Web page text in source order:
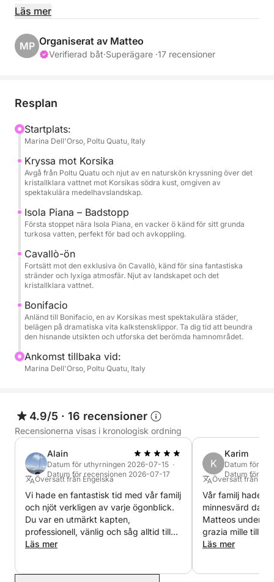
Under denna exklusiva kryssning korsar du
de mest fantastiska platserna mellan Sardinien och
Korsika. Resan börjar med ett stopp nära Isola Piana,
för sina orörda stränder och lyxiga atmosfär. Här
kan du njuta av kustlinjens skönhet och havets
otroliga färger.
En av dagens höjdpunkter är besöket i Bonifacio, en
kalkstensklippor. Dess imponerande hamn och
historiska landskap gör den till en av de mest
Under hela upplevelsen kan du koppla av ombord
medan du njuter av läsk, snacks och en flaska vin,
och utforska det kristallklara vattnet med Seabob för
en rolig och unik havsupplevelse.
Denna kryssning är perfekt för dig som vill njuta av
en dag med bad, upptäckter och hisnande landskap
Läs mer
MP Organiserat av Matteo
Verifierad båt·Superägare ·17 recensioner
Resplan
Startplats:
Marina Dell'Orso, Poltu Quatu, Italy
Kryssa mot Korsika
Avgå från Poltu Quatu och njut av en naturskön kryssning över det
kristallklara vattnet mot Korsikas södra kust, omgiven av
spektakulära medelhavslandskap.
Isola Piana – Badstopp
Första stoppet nära Isola Piana, en vacker ö känd för sitt grunda
turkosa vatten, perfekt för bad och avkoppling.
Cavallò-ön
Fortsätt mot den exklusiva ön Cavallò, känd för sina fantastiska
stränder och lyxiga atmosfär. Njut av landskapet och det
kristallklara vattnet.
Bonifacio
Anländ till Bonifacio, en av Korsikas mest spektakulära städer,
belägen på dramatiska vita kalkstensklippor. Ta dig tid att beundra
den hisnande utsikten och utforska det berömda hamnområdet.
Ankomst tillbaka vid:
Marina Dell'Orso, Poltu Quatu, Italy
4.9/5 · 16 recensioner
Recensionerna visas i kronologisk ordning
Alain
Datum för uthyrningen 2026-07-15 ·
Datum för recensionen 2026-07-17
Översatt från Engelska
Vi hade en fantastisk tid med vår familj
och njöt verkligen av varje ögonblick.
Du var en utmärkt kapten,
professionell, vänlig och såg alltid till
att vi hade det bekvämt. Båten var i
Läs mer
K
Karim
Datum för
Datum för
Översatt från
Vår familj hade
minnesvärd dag
Matteos
grazia mille till
om oss med
Läs mer